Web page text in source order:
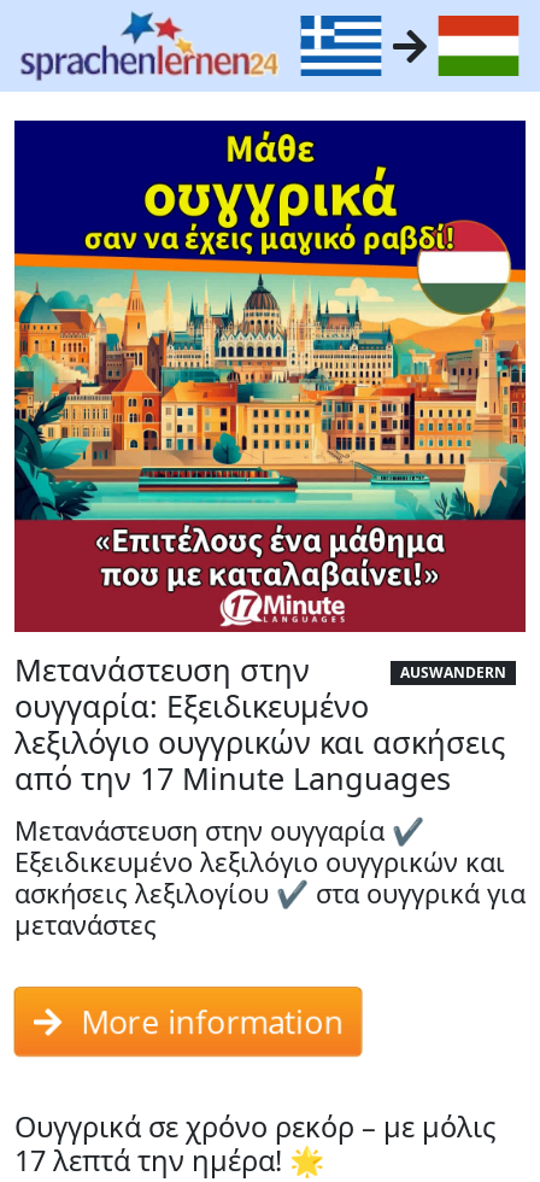
AUSWANDERN
Μετανάστευση στην
ουγγαρία: Εξειδικευμένο
λεξιλόγιο ουγγρικών και ασκήσεις
από την 17 Minute Languages
Μετανάστευση στην ουγγαρία ✔
Εξειδικευμένο λεξιλόγιο ουγγρικών και
ασκήσεις λεξιλογίου ✔ στα ουγγρικά για
μετανάστες
More information
Ουγγρικά σε χρόνο ρεκόρ – με μόλις
17 λεπτά την ημέρα! 🌟